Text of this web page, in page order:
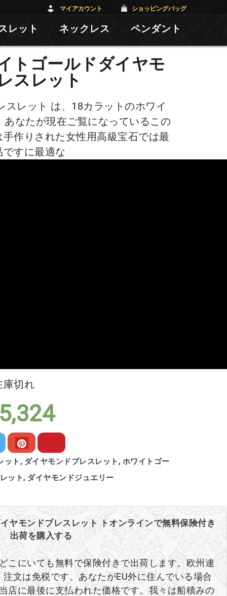
マイアカウント ショッピングバッグ
レット ネックレス ペンダント
トゴールドダイヤモ
スレット
スレット は、18カラットのホワイ
なたが現在ご覧になっているこの
作りされた女性用高級宝石では最
ですに最適な
庫切れ
ット , ダイヤモンドブレスレット , ホワイトゴー
ット, ダイヤモンドジュエリー
ヤモンドブレスレット トオンラインで無料保険付き
出荷を購入する
こにいても無料で保険付きで出荷します。欧州連
文は免税です。あなたがEU外に住んでいる場合
店に最後に支払われた価格です。我々は船積みの